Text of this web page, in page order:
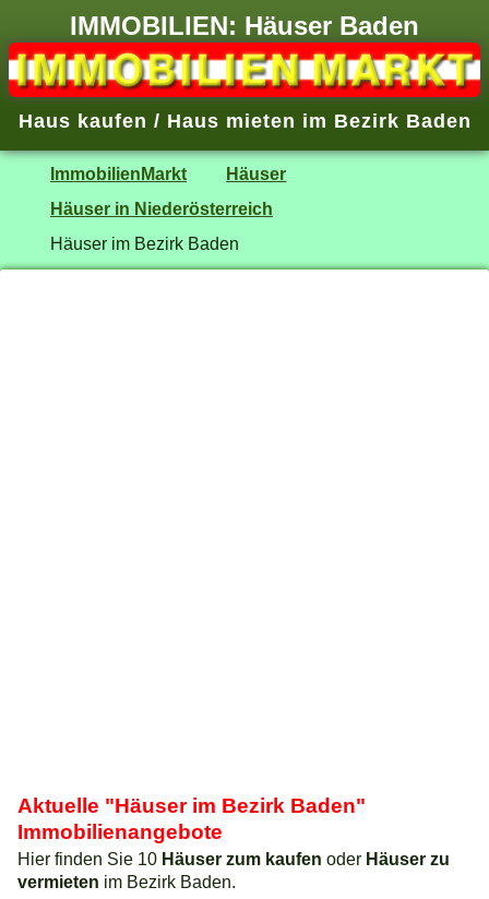
IMMOBILIEN: Häuser Baden
Haus kaufen / Haus mieten im Bezirk Baden
ImmobilienMarkt
Häuser
Häuser in Niederösterreich
Häuser im Bezirk Baden
Aktuelle "Häuser im Bezirk Baden"
Immobilienangebote
Hier finden Sie 10 Häuser zum kaufen oder Häuser zu
vermieten im Bezirk Baden.